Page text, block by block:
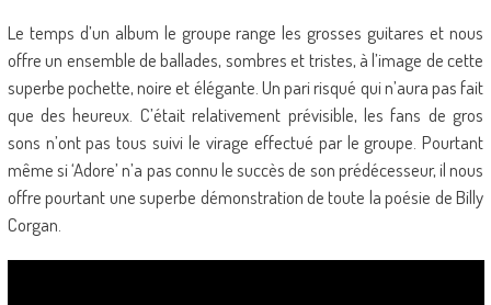
Le temps d’un album le groupe range les grosses guitares et nous
offre un ensemble de ballades, sombres et tristes, à l’image de cette
superbe pochette, noire et élégante. Un pari risqué qui n’aura pas fait
que des heureux. C’était relativement prévisible, les fans de gros
sons n’ont pas tous suivi le virage effectué par le groupe. Pourtant
même si ‘Adore’ n’a pas connu le succès de son prédécesseur, il nous
offre pourtant une superbe démonstration de toute la poésie de Billy
Corgan.